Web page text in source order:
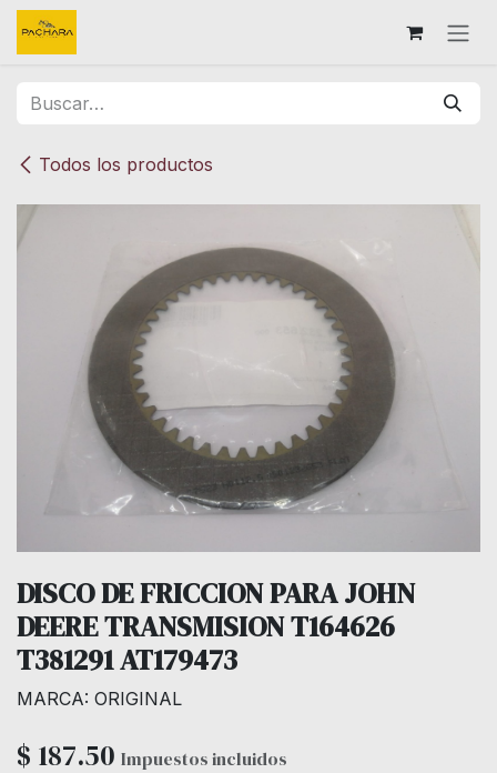
Ir al contenido
Todos los productos
DISCO DE FRICCION PARA JOHN
DEERE TRANSMISION T164626
T381291 AT179473
MARCA: ORIGINAL
$ 187.50 Impuestos incluidos